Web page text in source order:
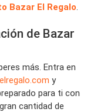
Bazar El Regalo.
de Bazar
más. Entra en
y
para ti con
cantidad de